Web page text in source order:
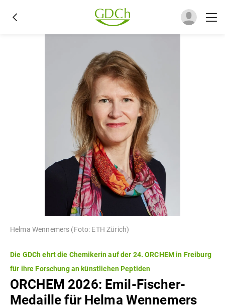
Helma Wennemers (Foto: ETH Zürich)
Die GDCh ehrt die Chemikerin auf der 24. ORCHEM in Freiburg
für ihre Forschung an künstlichen Peptiden
ORCHEM 2026: Emil-Fischer-
Medaille für Helma Wennemers